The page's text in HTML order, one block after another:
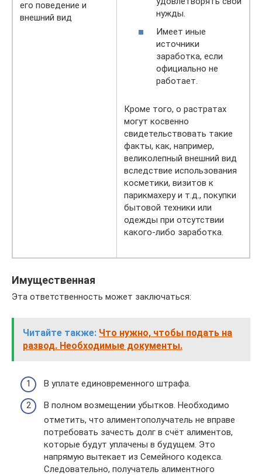
его поведение и
внешний вид
нужды.
Имеет иные
источники
заработка, если
официально не
работает.
Кроме того, о растратах
могут косвенно
свидетельствовать такие
факты, как, например,
великолепный внешний вид
вследствие использования
косметики, визитов к
парикмахеру и т.д., покупки
бытовой техники или
одежды при отсутствии
какого-либо заработка.
Имущественная
Эта ответственность может заключаться:
Читайте также: Что нужно, чтобы подать на
развод. Необходимые документы.
В уплате единовременного штрафа.
В полном возмещении убытков. Необходимо
отметить, что алиментополучатель не вправе
потребовать зачесть долг в счёт алиментов,
которые будут уплачены в будущем. Это
напрямую вытекает из Семейного кодекса.
Следовательно, получатель алиментного